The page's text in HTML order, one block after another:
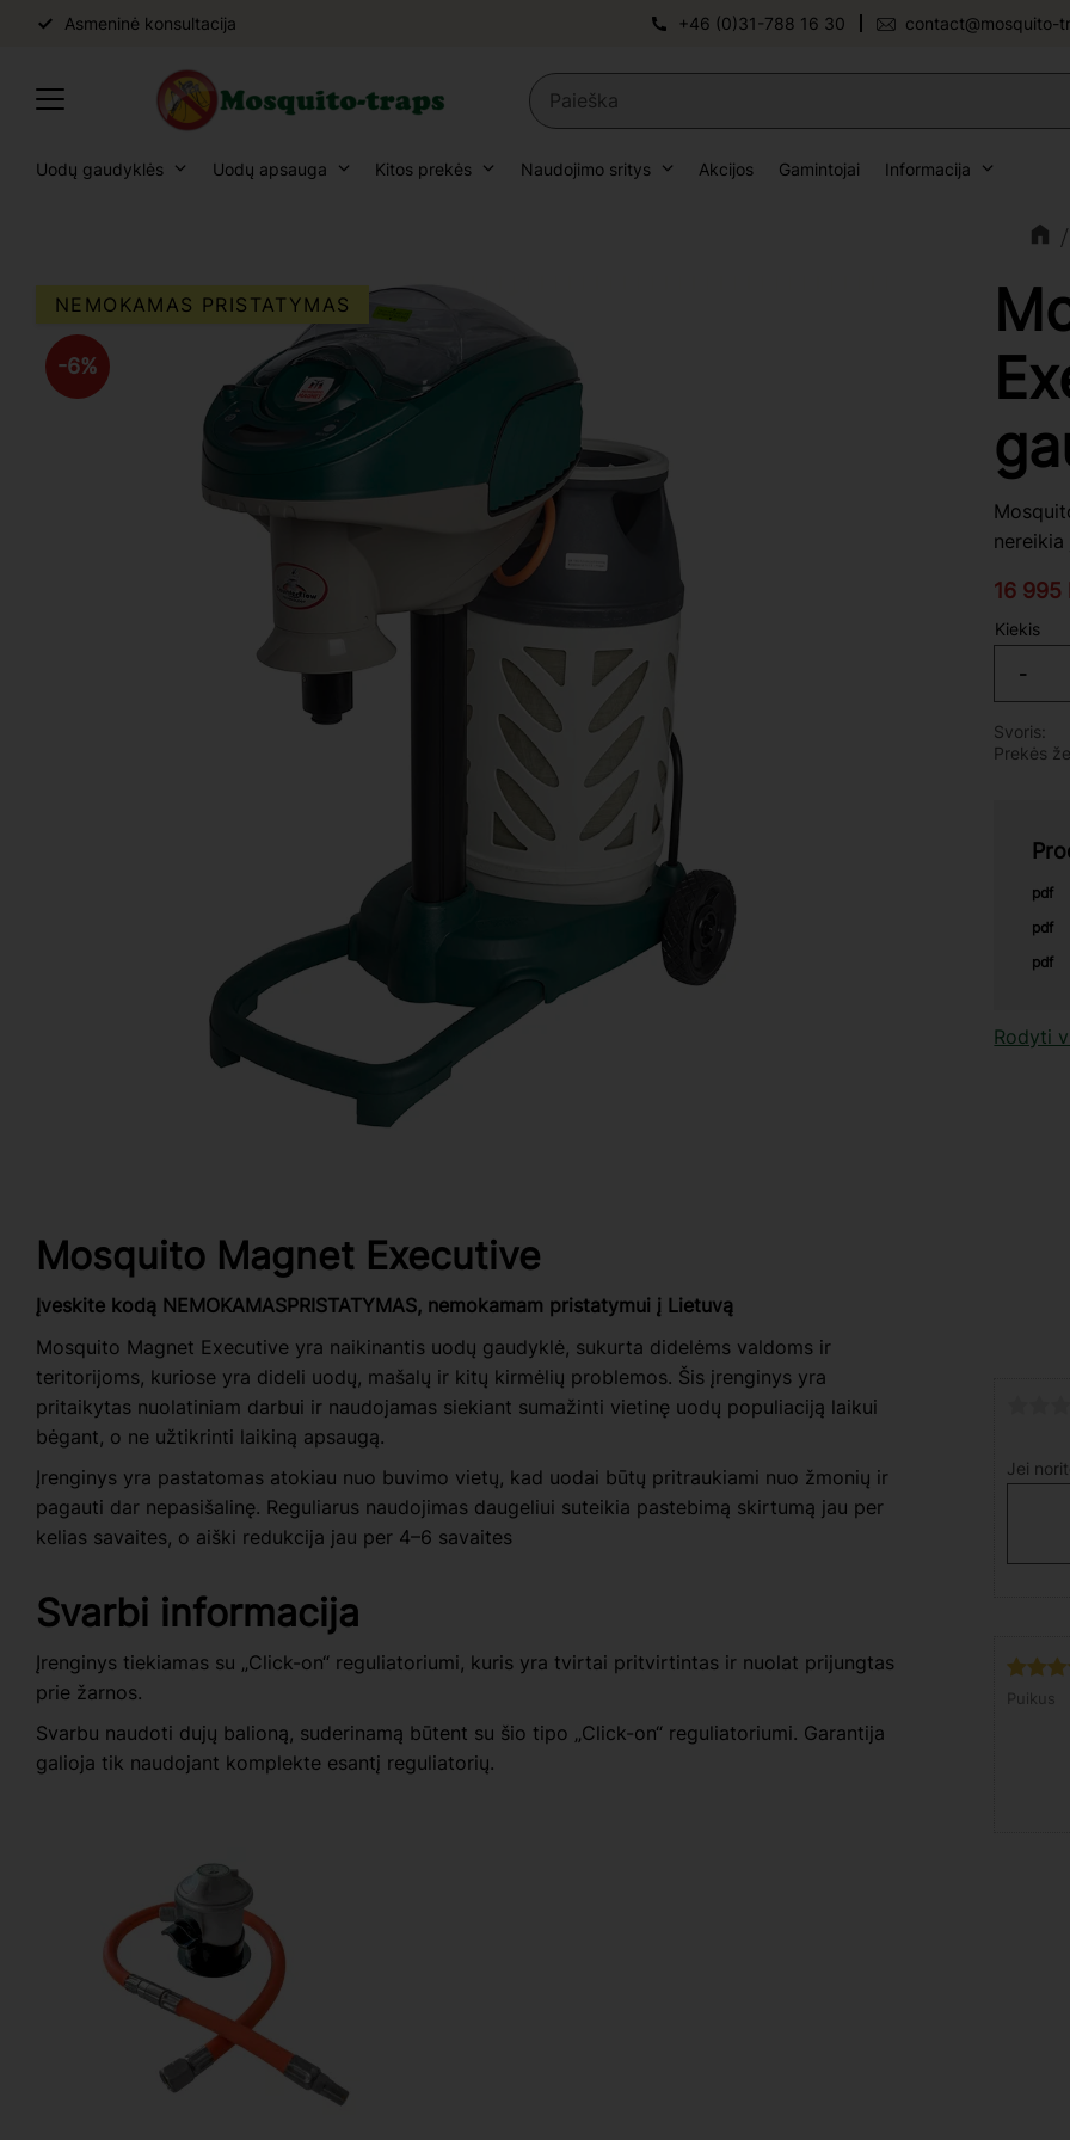
Asmeninė konsultacija +46 (0)31-788 16 30 contact@mosquito-
Uodų gaudyklės Uodų apsauga Kitos prekės Naudojimo sritys Akcijos Gamintojai Informacija
6%
NEMOKAMAS PRISTATYMAS
16 995
Kiekis
-
Svoris
Prekės
pdf
pdf
pdf
Rodyti
Mosquito Magnet Executive
Įveskite kodą NEMOKAMASPRISTATYMAS, nemokamam pristatymui į Lietuvą
Mosquito Magnet Executive yra naikinantis uodų gaudyklė, sukurta didelėms valdoms ir
teritorijoms, kuriose yra dideli uodų, mašalų ir kitų kirmėlių problemos. Šis įrenginys yra
pritaikytas nuolatiniam darbui ir naudojamas siekiant sumažinti vietinę uodų populiaciją laikui
bėgant, o ne užtikrinti laikiną apsaugą.
Įrenginys yra pastatomas atokiau nuo buvimo vietų, kad uodai būtų pritraukiami nuo žmonių ir
pagauti dar nepasišalinę. Reguliarus naudojimas daugeliui suteikia pastebimą skirtumą jau per
kelias savaites, o aiški redukcija jau per 4–6 savaites
Svarbi informacija
Įrenginys tiekiamas su „Click-on“ reguliatoriumi, kuris yra tvirtai pritvirtintas ir nuolat prijungtas
prie žarnos.
Svarbu naudoti dujų balioną, suderinamą būtent su šio tipo „Click-on“ reguliatoriumi. Garantija
galioja tik naudojant komplekte esantį reguliatorių.
Jei
Puikus